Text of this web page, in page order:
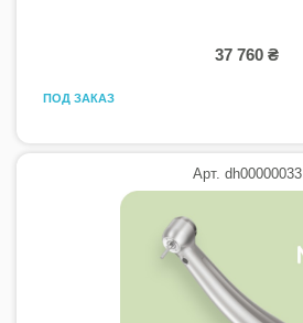
37 760 ₴
ПОД ЗАКАЗ
Арт. dh00000033